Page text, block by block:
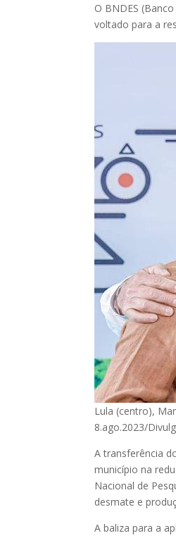
O BNDES
voltado para a
Lula (centro),
8.ago.2023/
A transferência
município na
Nacional de
desmate e
A baliza para a